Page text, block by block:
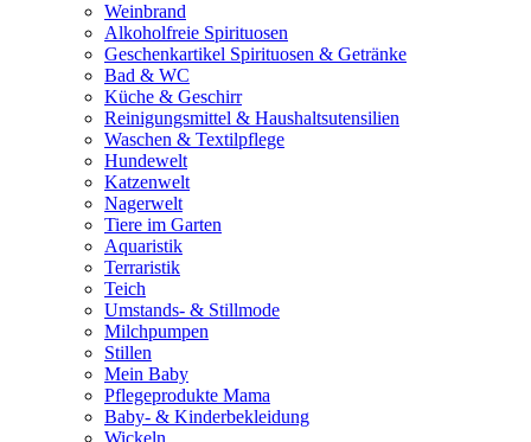
Weinbrand
Alkoholfreie Spirituosen
Geschenkartikel Spirituosen & Getränke
Bad & WC
Küche & Geschirr
Reinigungsmittel & Haushaltsutensilien
Waschen & Textilpflege
Hundewelt
Katzenwelt
Nagerwelt
Tiere im Garten
Aquaristik
Terraristik
Teich
Umstands- & Stillmode
Milchpumpen
Stillen
Mein Baby
Pflegeprodukte Mama
Baby- & Kinderbekleidung
Wickeln